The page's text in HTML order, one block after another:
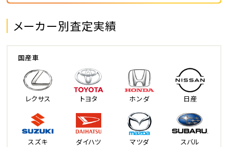
メーカー別査定実績
国産車
レクサス トヨタ ホンダ 日産
スズキ ダイハツ マツダ スバル